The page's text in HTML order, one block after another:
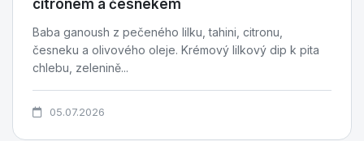
citronem a česnekem
Baba ganoush z pečeného lilku, tahini, citronu,
česneku a olivového oleje. Krémový lilkový dip k pita
chlebu, zelenině...
05.07.2026